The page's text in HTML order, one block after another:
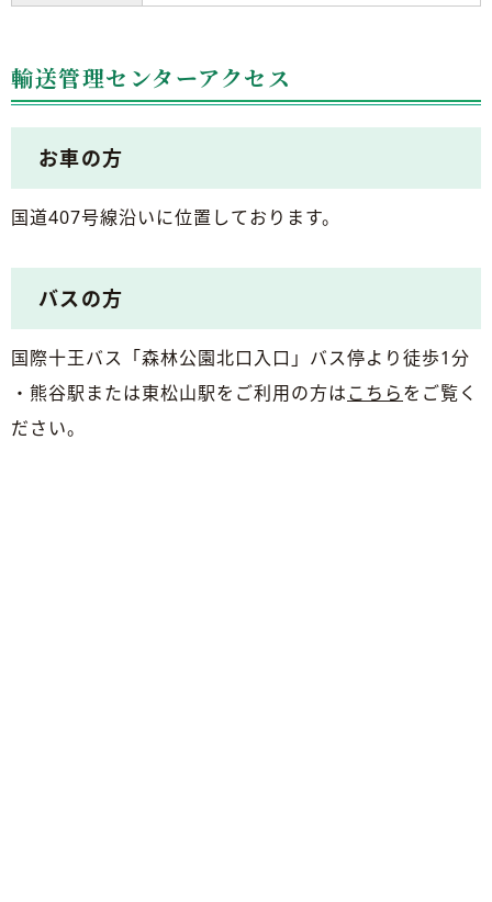
輸送管理センターアクセス
お車の方
国道407号線沿いに位置しております。
バスの方
国際十王バス「森林公園北口入口」バス停より徒歩1分
・熊谷駅または東松山駅をご利用の方はこちらをご覧く
ださい。